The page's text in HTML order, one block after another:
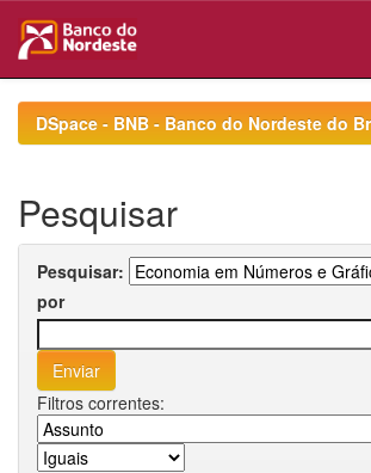
navigationDSpace - BNB - Banco do Nordeste do
Pesquisar
Pesquisar:
por
Filtros correntes: